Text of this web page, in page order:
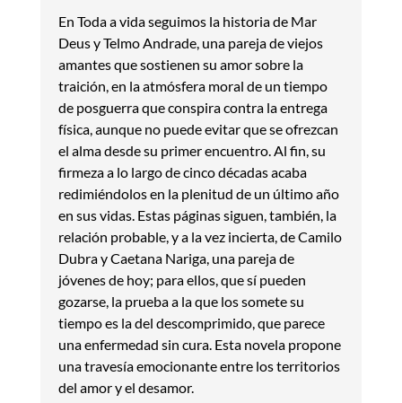
En Toda a vida seguimos la historia de Mar
Deus y Telmo Andrade, una pareja de viejos
amantes que sostienen su amor sobre la
traición, en la atmósfera moral de un tiempo
de posguerra que conspira contra la entrega
física, aunque no puede evitar que se ofrezcan
el alma desde su primer encuentro. Al fin, su
firmeza a lo largo de cinco décadas acaba
redimiéndolos en la plenitud de un último año
en sus vidas. Estas páginas siguen, también, la
relación probable, y a la vez incierta, de Camilo
Dubra y Caetana Nariga, una pareja de
jóvenes de hoy; para ellos, que sí pueden
gozarse, la prueba a la que los somete su
tiempo es la del descomprimido, que parece
una enfermedad sin cura. Esta novela propone
una travesía emocionante entre los territorios
del amor y el desamor.